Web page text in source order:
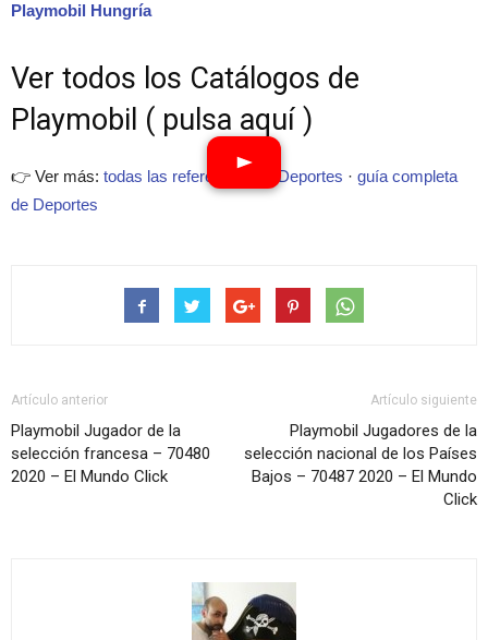
Playmobil Hungría
Ver todos los Catálogos de
Playmobil ( pulsa aquí )
👉 Ver más: todas las referencias de Deportes · guía completa
de Deportes
Artículo anterior
Playmobil Jugador de la
selección francesa – 70480
2020 – El Mundo Click
Artículo siguiente
Playmobil Jugadores de la
selección nacional de los Países
Bajos – 70487 2020 – El Mundo
Click